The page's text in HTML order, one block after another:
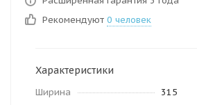
Рекомендуют 0 человек
Характеристики
Ширина
315